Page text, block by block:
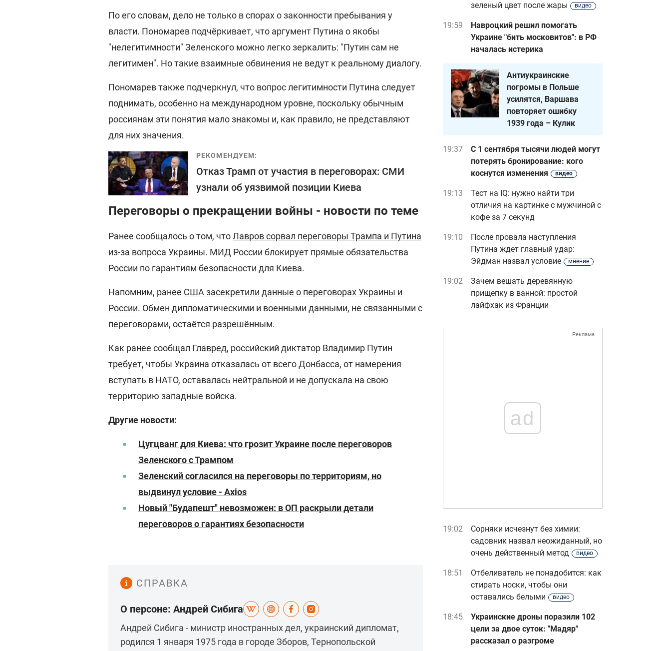
По его словам, дело не только в спорах о законности пребывания у
власти. Пономарев подчёркивает, что аргумент Путина о якобы
"нелегитимности" Зеленского можно легко зеркалить: "Путин сам не
легитимен". Но такие взаимные обвинения не ведут к реальному диалогу.
Пономарев также подчеркнул, что вопрос легитимности Путина следует
поднимать, особенно на международном уровне, поскольку обычным
россиянам эти понятия мало знакомы и, как правило, не представляют
для них значения.
РЕКОМЕНДУЕМ:
Отказ Трамп от участия в переговорах: СМИ
узнали об уязвимой позиции Киева
Переговоры о прекращении войны - новости по теме
Ранее сообщалось о том, чтоЛавров сорвал переговоры Трампа и Путина
из-за вопроса Украины. МИД России блокирует прямые обязательства
России по гарантиям безопасности для Киева.
Напомним, ранее США засекретили данные о переговорах Украины и
России. Обмен дипломатическими и военными данными, не связанными с
переговорами, остаётся разрешённым.
Как ранее сообщал Главред, российский диктатор Владимир Путин
требует, чтобы Украина отказалась от всего Донбасса, от намерения
вступать в НАТО, оставалась нейтральной и не допускала на свою
территорию западные войска.
Другие новости:
Цугцванг для Киева: что грозит Украине после переговоров
Зеленского с Трампом
Зеленский согласился на переговоры по территориям, но
выдвинул условие - Axios
Новый "Будапешт" невозможен: в ОП раскрыли детали
переговоров о гарантиях безопасности
СПРАВКА
О персоне: Андрей Сибига
Андрей Сибига - министр иностранных дел, украинский дипломат,
родился 1 января 1975 года в городе Зборов, Тернопольской
зеленый цвет после жары
видео
19:59
Навроцкий решил помогать
Украине "бить московитов": в РФ
началась истерика
Антиукраинские
погромы в Польше
усилятся, Варшава
повторяет ошибку
1939 года – Кулик
19:37
С 1 сентября тысячи людей могут
потерять бронирование: кого
коснутся изменения
видео
19:13
Тест на IQ: нужно найти три
отличия на картинке с мужчиной с
кофе за 7 секунд
19:10
После провала наступления
Путина ждет главный удар:
Эйдман назвал условие
мнение
19:02
Зачем вешать деревянную
прищепку в ванной: простой
лайфхак из Франции
Реклама
ad
19:02
Сорняки исчезнут без химии:
садовник назвал неожиданный, но
очень действенный метод
видео
18:51
Отбеливатель не понадобится: как
стирать носки, чтобы они
оставались белыми
видео
18:45
Украинские дроны поразили 102
цели за двое суток: "Мадяр"
рассказал о разгроме